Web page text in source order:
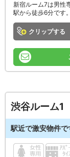
新宿ルーム7は男性
駅から徒歩6分です
クリップ
渋谷ルーム1
駅近で激安物件で